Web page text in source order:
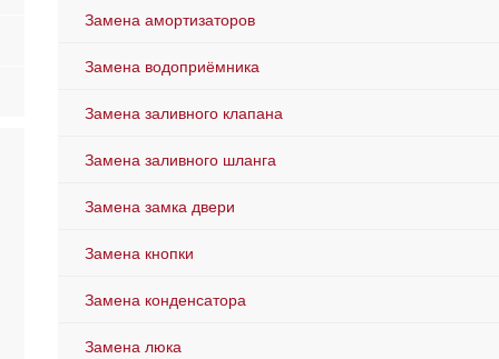
Замена амортизаторов
Замена водоприёмника
Замена заливного клапана
Замена заливного шланга
Замена замка двери
Замена кнопки
Замена конденсатора
Замена люка